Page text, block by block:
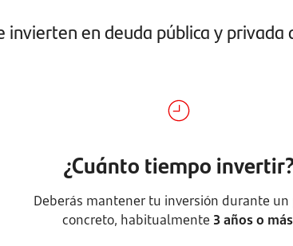
invierten en deuda pública y privada
¿Cuánto tiempo
Deberás mantener tu inversión durante un
concreto, habitualmente 3 años o más